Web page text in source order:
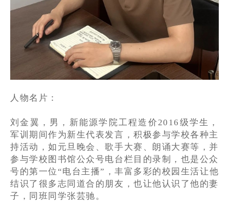
人物名片：
刘金翼，男，新能源学院工程造价2016级学生，
军训期间作为新生代表发言，积极参与学校各种主
持活动，如元旦晚会、歌手大赛、朗诵大赛等，并
参与学校图书馆公众号电台栏目的录制，也是公众
号的第一位“电台主播”，丰富多彩的校园生活让他
结识了很多志同道合的朋友，也让他认识了他的妻
子，同班同学张芸驰。